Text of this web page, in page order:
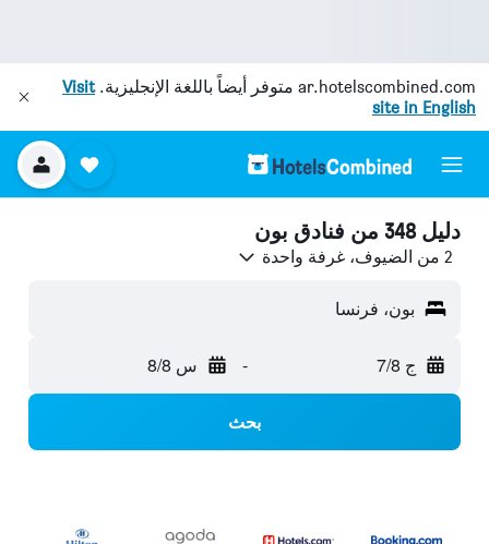
ar.hotelscombined.com متوفر أيضاً باللغة الإنجليزية.Visit
site in English
دليل 348 من فنادق بون
2 من الضيوف، غرفة واحدة
بون، فرنسا
ج 7/8 - س 8/8
بحث